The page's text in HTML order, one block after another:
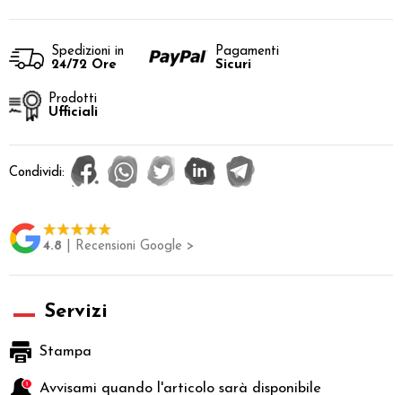
Spedizioni in
24/72 Ore
Pagamenti
Sicuri
Prodotti
Ufficiali
Condividi:
4.8 | Recensioni Google >
Servizi
Stampa
Avvisami quando l'articolo sarà disponibile